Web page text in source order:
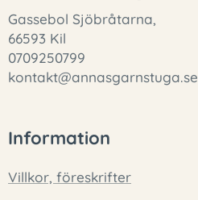
Gassebol Sjöbråtarna,
66593 Kil
0709250799
kontakt@annasgarnstuga.se
Information
Villkor, föreskrifter